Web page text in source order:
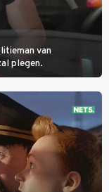
van
plegen.